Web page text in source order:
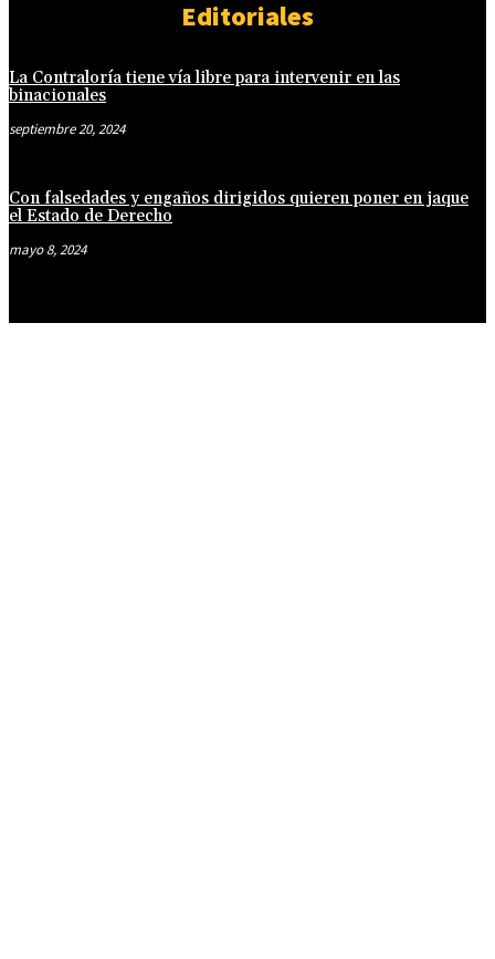
Editoriales
La Contraloría tiene vía libre para intervenir en las
binacionales
septiembre 20, 2024
Con falsedades y engaños dirigidos quieren poner en jaque
el Estado de Derecho
mayo 8, 2024